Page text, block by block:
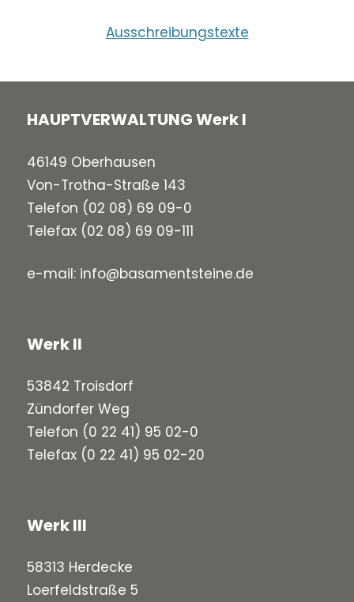
Ausschreibungstexte
HAUPTVERWALTUNG Werk I
46149 Oberhausen
Von-Trotha-Straße 143
Telefon (02 08) 69 09-0
Telefax (02 08) 69 09-111
e-mail: info@basamentsteine.de
Werk II
53842 Troisdorf
Zündorfer Weg
Telefon (0 22 41) 95 02-0
Telefax (0 22 41) 95 02-20
Werk III
58313 Herdecke
Loerfeldstraße 5